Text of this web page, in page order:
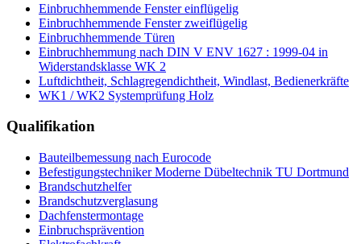
Einbruchhemmende Fenster einflügelig
Einbruchhemmende Fenster zweiflügelig
Einbruchhemmende Türen
Einbruchhemmung nach DIN V ENV 1627 : 1999-04 in
Widerstandsklasse WK 2
Luftdichtheit, Schlagregendichtheit, Windlast, Bedienerkräfte
WK1 / WK2 Systemprüfung Holz
Qualifikation
Bauteilbemessung nach Eurocode
Befestigungstechniker Moderne Dübeltechnik TU Dortmund
Brandschutzhelfer
Brandschutzverglasung
Dachfenstermontage
Einbruchsprävention